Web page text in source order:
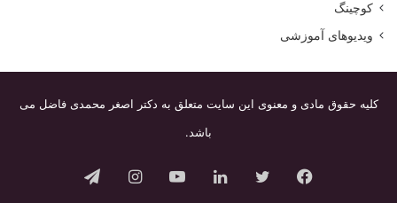
کوچینگ
ویدیوهای آموزشی
کلیه حقوق مادی و معنوی این سایت متعلق به دکتر اصغر محمدی فاضل می
باشد.
فیس توییتر لینکدینیوتیوباینستاگرامتلگرام